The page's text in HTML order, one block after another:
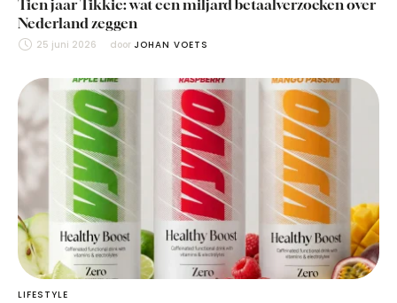
Tien jaar Tikkie: wat een miljard betaalverzoeken over
Nederland zeggen
25 juni 2026 door JOHAN VOETS
LIFESTYLE